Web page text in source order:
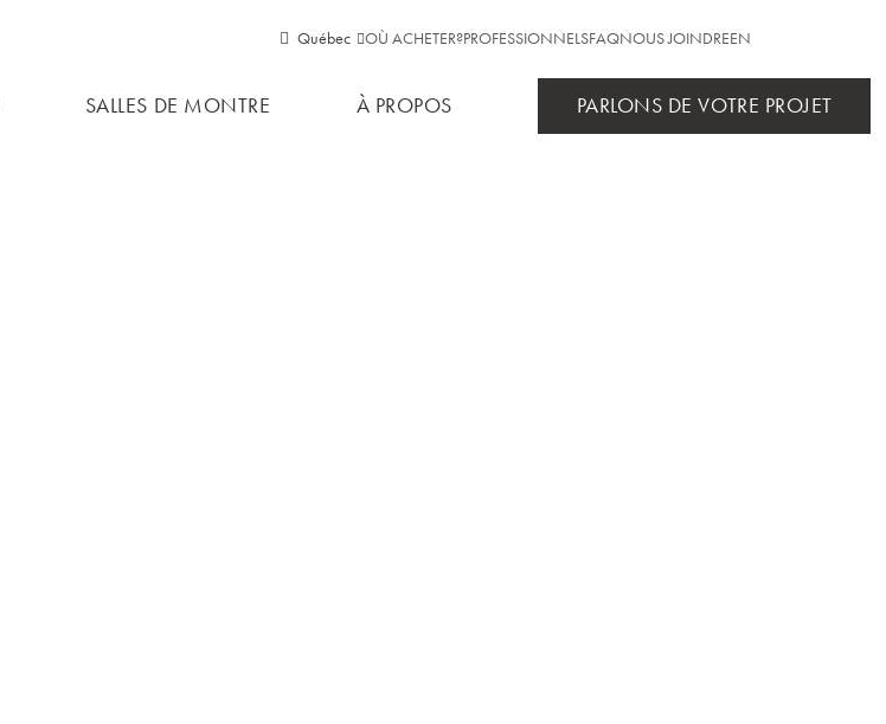
Québec
Ontario
OÙ ACHETER?PROFESSIONNELSFAQNOUS JOINDREEN
SALLES DE MONTRE À PROPOS PARLONS DE VOTRE PROJET